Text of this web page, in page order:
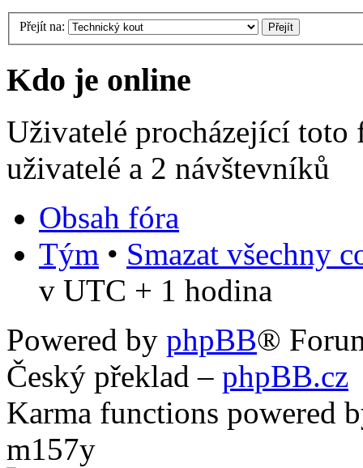
Přejít na:
Kdo je online
Uživatelé procházející
uživatelé a 2 návštevníků
Obsah fóra
Tým • Smazat všechny
v UTC + 1 hodina
Powered by phpBB®
Český překlad – phpBB.cz
Karma functions powered
m157y